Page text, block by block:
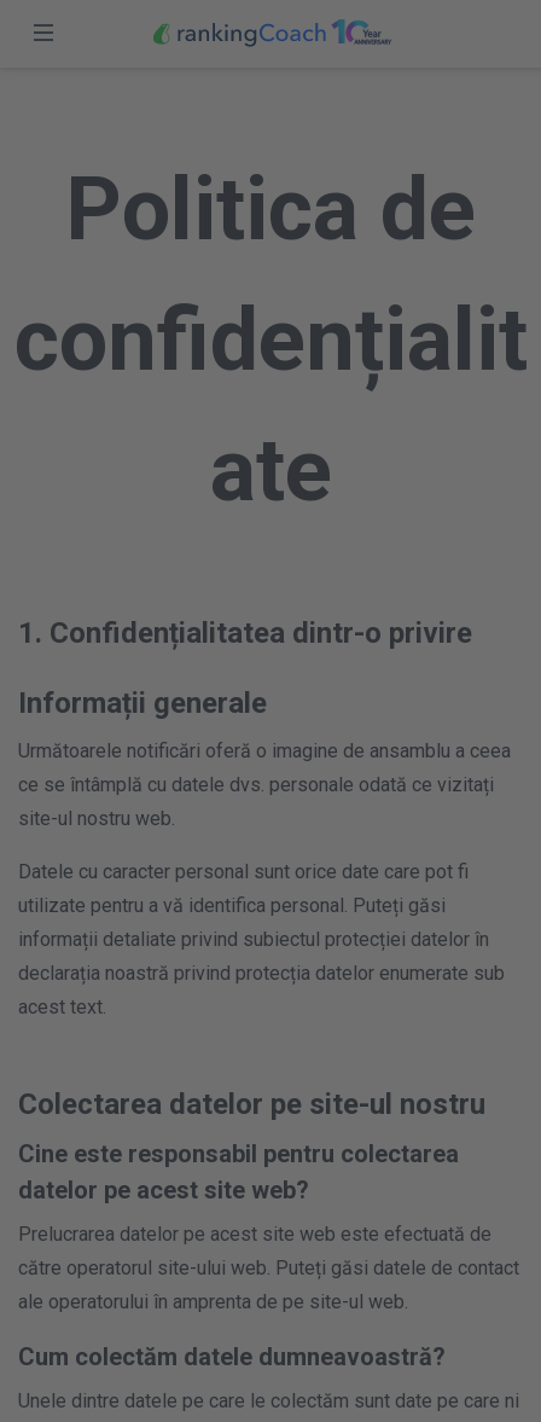
Prețuri
Blog
Încercare gratuită
Politica de
confidențialit
ate
1. Confidențialitatea dintr-o privire
Informații generale
Următoarele notificări oferă o imagine de ansamblu a ceea
ce se întâmplă cu datele dvs. personale odată ce vizitați
site-ul nostru web.
Datele cu caracter personal sunt orice date care pot fi
utilizate pentru a vă identifica personal. Puteți găsi
informații detaliate privind subiectul protecției datelor în
declarația noastră privind protecția datelor enumerate sub
acest text.
Colectarea datelor pe site-ul nostru
Cine este responsabil pentru colectarea
datelor pe acest site web?
Prelucrarea datelor pe acest site web este efectuată de
către operatorul site-ului web. Puteți găsi datele de contact
ale operatorului în amprenta de pe site-ul web.
Cum colectăm datele dumneavoastră?
Unele dintre datele pe care le colectăm sunt date pe care ni